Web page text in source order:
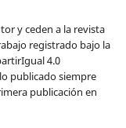
y ceden a la revista
registrado bajo la
4.0
publicado siempre
publicación en